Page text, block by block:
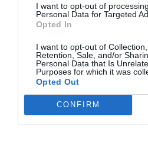
I want to opt-out of
Personal Data for Targeted
Opted In
I want to opt-out of Collection,
Retention, Sale, and/or
Personal Data that Is
Purposes for which it was
Opted Out
CONFIRM
W ciągu 48
zarówno znane
duszę tego